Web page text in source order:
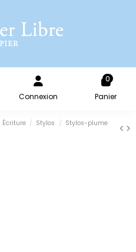
Connexion
0
Panier
Écriture Stylos
Stylos-plume